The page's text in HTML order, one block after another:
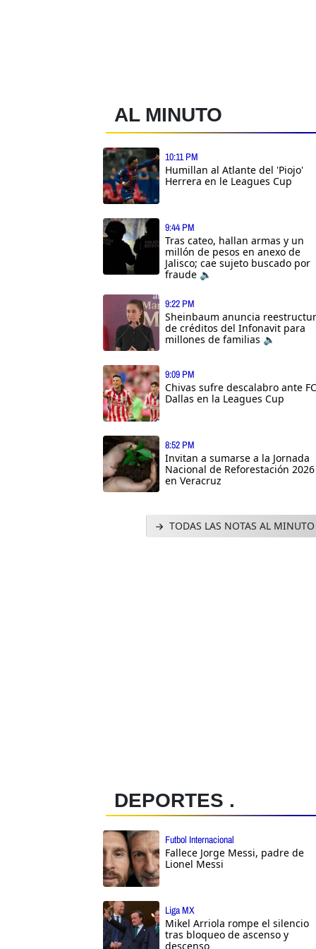
AL MINUTO
10:11 PM
Humillan al Atlante del 'Piojo'
Herrera en le Leagues Cup
9:44 PM
Tras cateo, hallan armas y un
millón de pesos en anexo de
Jalisco; cae sujeto buscado por
fraude 🔈
9:22 PM
Sheinbaum anuncia
de créditos del Infonavit para
millones de familias 🔈
9:09 PM
Chivas sufre descalabro ante FC
Dallas en la Leagues Cup
8:52 PM
Invitan a sumarse a la Jornada
Nacional de Reforestación 2026
en Veracruz
TODAS LAS NOTAS AL MINUTO
DEPORTES .
Futbol Internacional
Fallece Jorge Messi, padre de
Lionel Messi
Liga MX
Mikel Arriola rompe el silencio
tras bloqueo de ascenso y
descenso